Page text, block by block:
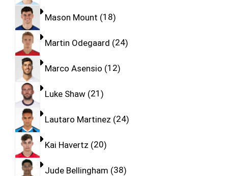
Mason Mount 18
Martin Odegaard 24
Marco Asensio 12
Luke Shaw 21
Lautaro Martinez 24
Kai Havertz 20
Jude Bellingham 38